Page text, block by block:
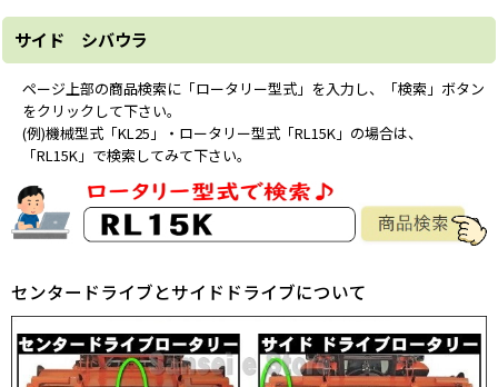
サイド シバウラ
ページ上部の商品検索に「ロータリー型式」を入力し、「検索」ボタン
をクリックして下さい。
(例)機械型式「KL25」・ロータリー型式「RL15K」の場合は、
「RL15K」で検索してみて下さい。
センタードライブとサイドドライブについて